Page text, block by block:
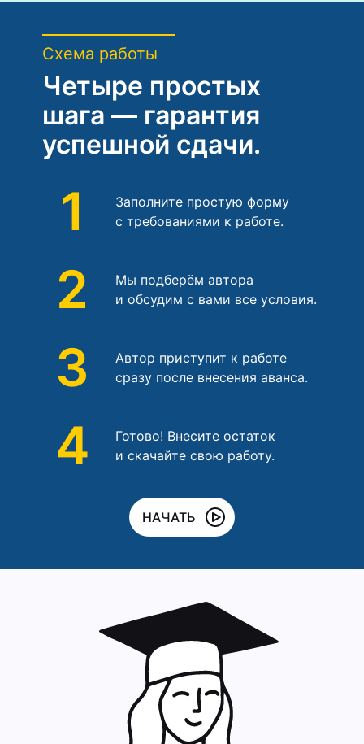
Схема работы
Четыре простых
шага — гарантия
успешной сдачи.
1
Заполните простую форму
с требованиями к работе.
2
Мы подберём автора
и обсудим с вами все условия.
3
Автор приступит к работе
сразу после внесения аванса.
4
Готово! Внесите остаток
и скачайте свою работу.
НАЧАТЬ